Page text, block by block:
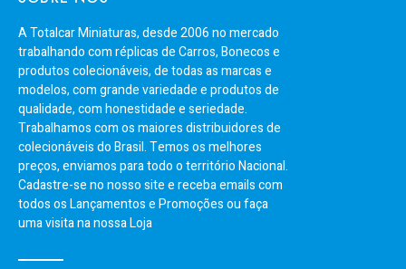
A Totalcar Miniaturas, desde 2006 no mercado
trabalhando com réplicas de Carros, Bonecos e
produtos colecionáveis, de todas as marcas e
modelos, com grande variedade e produtos de
qualidade, com honestidade e seriedade.
Trabalhamos com os maiores distribuidores de
colecionáveis do Brasil. Temos os melhores
preços, enviamos para todo o território Nacional.
Cadastre-se no nosso site e receba emails com
todos os Lançamentos e Promoções ou faça
uma visita na nossa Loja